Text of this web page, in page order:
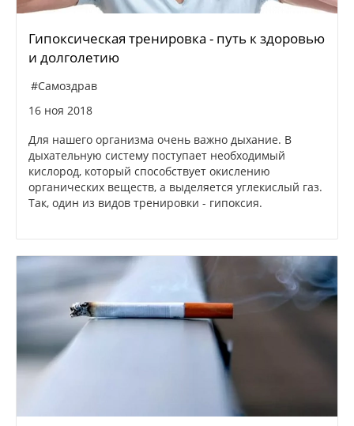
Гипоксическая тренировка - путь к здоровью
и долголетию
#Самоздрав
16 ноя 2018
Для нашего организма очень важно дыхание. В
дыхательную систему поступает необходимый
кислород, который способствует окислению
органических веществ, а выделяется углекислый газ.
Так, один из видов тренировки - гипоксия.